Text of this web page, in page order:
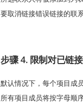
要取消链接错误链接的联
步骤 4. 限制对已链
默认情况下，每个项目成
所有项目成员将按字母顺